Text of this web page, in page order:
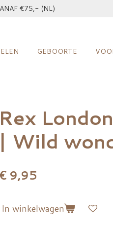
€75,- (NL)
GEBOORTE
Rex
| Wild
9,95
In winkelwagen